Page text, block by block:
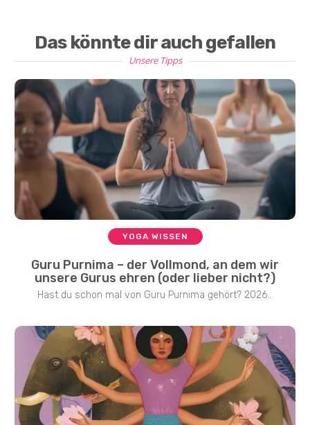
Das könnte dir auch gefallen
Unsere Tipps
YOGA WISSEN
Guru Purnima – der Vollmond, an dem wir
unsere Gurus ehren (oder lieber nicht?)
Hast du schon mal von Guru Purnima gehört? 2026...